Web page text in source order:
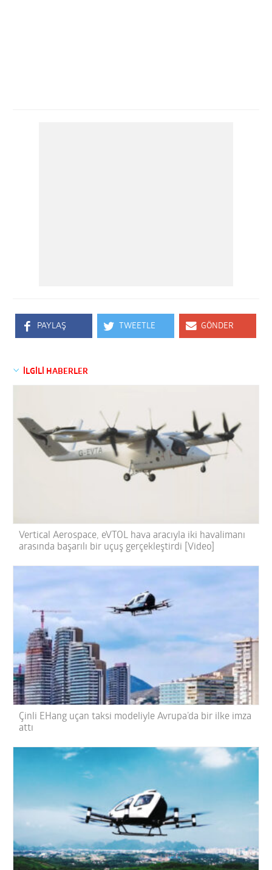
PAYLAŞ TWEETLE GÖNDER
İLGİLİ HABERLER
Vertical Aerospace, eVTOL hava aracıyla iki havalimanı
arasında başarılı bir uçuş gerçekleştirdi [Video]
Çinli EHang uçan taksi modeliyle Avrupa’da bir ilke imza
attı